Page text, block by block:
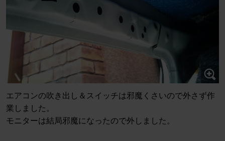
エアコンの吹き出し＆スイッチは邪魔くさいので外さず作
業しました。
モニターは結局邪魔になったので外しました。